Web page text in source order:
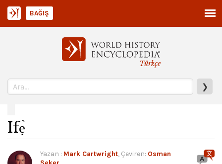
Türkçe
❯
BAĞIŞ
Ifẹ̀
Yazan : Mark Cartwright, Çeviren: Osman